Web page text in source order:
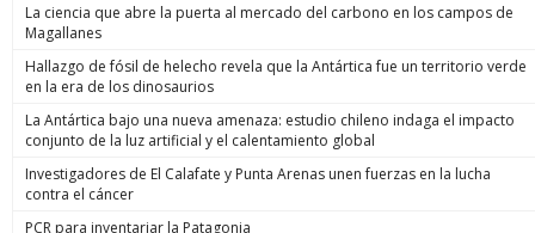
La ciencia que abre la puerta al mercado del carbono en los campos de
Magallanes
Hallazgo de fósil de helecho revela que la Antártica fue un territorio verde
en la era de los dinosaurios
La Antártica bajo una nueva amenaza: estudio chileno indaga el impacto
conjunto de la luz artificial y el calentamiento global
Investigadores de El Calafate y Punta Arenas unen fuerzas en la lucha
contra el cáncer
PCR para inventariar la Patagonia